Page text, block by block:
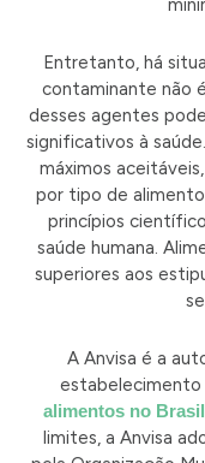
Entretanto, há
contaminante não
desses agentes
significativos à
máximos
por tipo de
princípios
saúde humana.
superiores aos
A Anvisa é a
alimentos no
limites, a Anvisa